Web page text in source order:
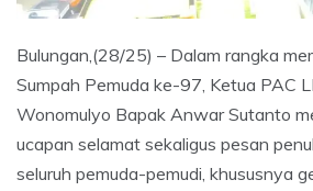
Bulungan,(28/25) – Dalam rangka
Sumpah Pemuda ke-97, Ketua PAC
Wonomulyo Bapak Anwar Sutanto
ucapan selamat sekaligus pesan
seluruh pemuda-pemudi, khususnya